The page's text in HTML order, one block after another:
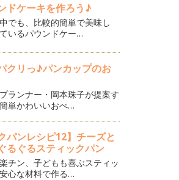
ドケーキを作ろう♪
でも、比較的簡単で美味し
いるパウンドケー…
クリっ♪パンカップのお
ランナー・岡本珠子が提案す
単かわいいおべ…
パンレシピ12】チーズと
るぐるスティックパン
チン、子どもも喜ぶスティッ
心な材料で作る…